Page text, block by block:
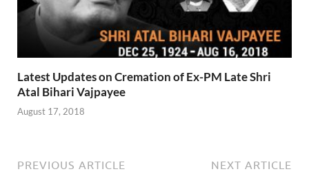
Latest Updates on Cremation of Ex-PM Late Shri
Atal Bihari Vajpayee
August 17, 2018
PREVIOUS ARTICLE NEXT ARTICLE